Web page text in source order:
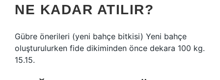
NE KADAR ATILIR?
Gübre önerileri (yeni bahçe bitkisi) Yeni bahçe
oluşturulurken fide dikiminden önce dekara 100 kg.
15.15.